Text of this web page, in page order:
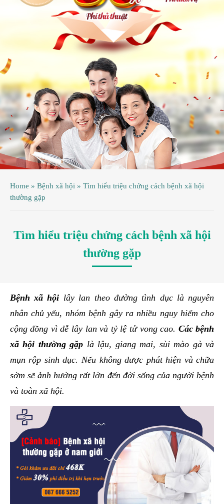
Home » Bệnh xã hội » Tìm hiểu triệu chứng cách bệnh xã hội
thường gặp
Tìm hiểu triệu chứng cách bệnh xã hội
thường gặp
Bệnh xã hội lây lan theo đường tình dục là nguyên
nhân chủ yếu, nhóm bệnh gây ra nhiều nguy hiểm cho
cộng đồng vì dễ lây lan và tỷ lệ tử vong cao. Các bệnh
xã hội thường gặp là lậu, giang mai, sùi mào gà và
mụn rộp sinh dục. Nếu không được phát hiện và chữa
sớm sẽ ảnh hưởng rất lớn đến đời sống của người bệnh
và toàn xã hội.